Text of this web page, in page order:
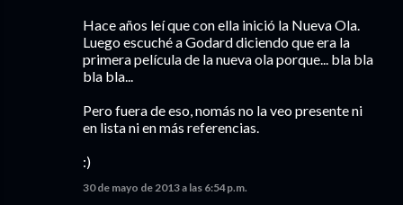
Hace años leí que con ella inició la Nueva Ola.
Luego escuché a Godard diciendo que era la
primera película de la nueva ola porque... bla bla
bla bla...
Pero fuera de eso, nomás no la veo presente ni
en lista ni en más referencias.
:)
30 de mayo de 2013 a las 6:54 p.m.